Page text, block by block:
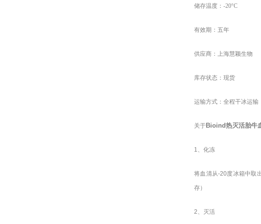
储存温度：-20°C
有效期：五年
供应商：上海慧颖生物
库存状态：现货
运输方式：全程干冰运输
关于Bioind热灭活胎牛
1、化冻
将血清从-20度冰箱中取
存）
2、灭活